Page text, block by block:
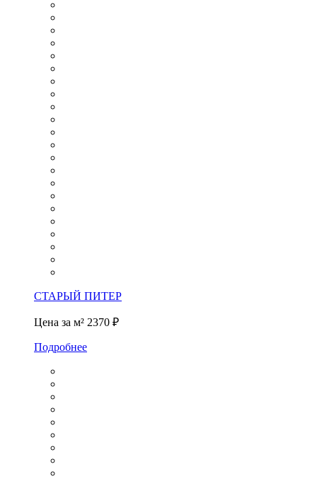
СТАРЫЙ ПИТЕР
Цена за м² 2370 ₽
Подробнее